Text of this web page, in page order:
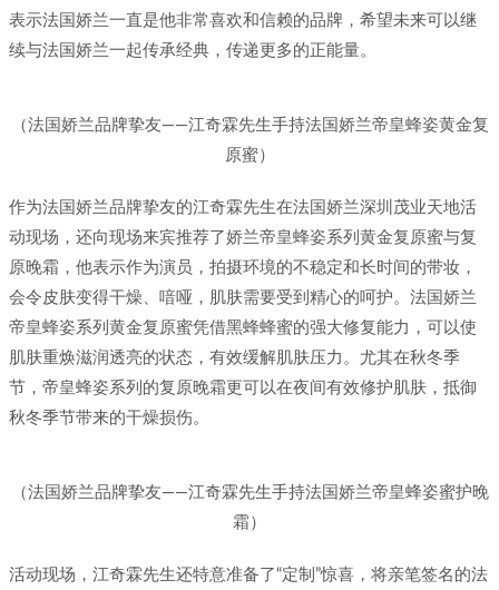
表示法国娇兰一直是他非常喜欢和信赖的品牌，希望未来可以继
续与法国娇兰一起传承经典，传递更多的正能量。
（法国娇兰品牌挚友——江奇霖先生手持法国娇兰帝皇蜂姿黄金复
原蜜）
作为法国娇兰品牌挚友的江奇霖先生在法国娇兰深圳茂业天地活
动现场，还向现场来宾推荐了娇兰帝皇蜂姿系列黄金复原蜜与复
原晚霜，他表示作为演员，拍摄环境的不稳定和长时间的带妆，
会令皮肤变得干燥、喑哑，肌肤需要受到精心的呵护。法国娇兰
帝皇蜂姿系列黄金复原蜜凭借黑蜂蜂蜜的强大修复能力，可以使
肌肤重焕滋润透亮的状态，有效缓解肌肤压力。尤其在秋冬季
节，帝皇蜂姿系列的复原晚霜更可以在夜间有效修护肌肤，抵御
秋冬季节带来的干燥损伤。
（法国娇兰品牌挚友——江奇霖先生手持法国娇兰帝皇蜂姿蜜护晚
霜）
活动现场，江奇霖先生还特意准备了“定制”惊喜，将亲笔签名的法